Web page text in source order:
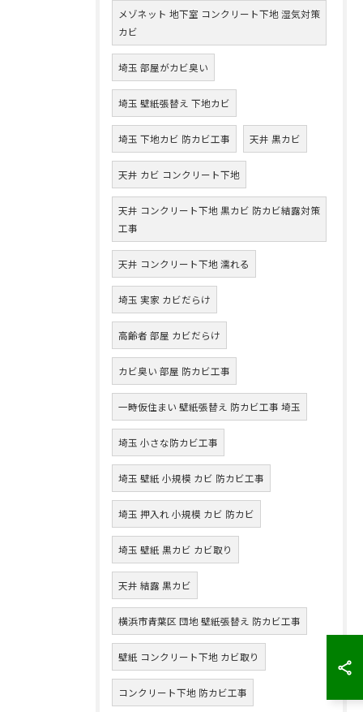
メゾネット 地下室 コンクリート下地 湿気対策
カビ
埼玉 部屋がカビ臭い
埼玉 壁紙張替え 下地カビ
埼玉 下地カビ 防カビ工事 天井 黒カビ
天井 カビ コンクリート下地
天井 コンクリート下地 黒カビ 防カビ結露対策
工事
天井 コンクリート下地 濡れる
埼玉 実家 カビだらけ
高齢者 部屋 カビだらけ
カビ臭い 部屋 防カビ工事
一時仮住まい 壁紙張替え 防カビ工事 埼玉
埼玉 小さな防カビ工事
埼玉 壁紙 小規模 カビ 防カビ工事
埼玉 押入れ 小規模 カビ 防カビ
埼玉 壁紙 黒カビ カビ取り
天井 結露 黒カビ
横浜市青葉区 団地 壁紙張替え 防カビ工事
壁紙 コンクリート下地 カビ取り
コンクリート下地 防カビ工事